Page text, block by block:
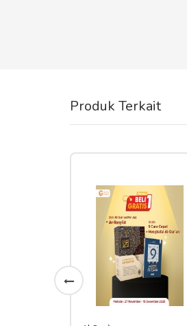
Produk Terkait